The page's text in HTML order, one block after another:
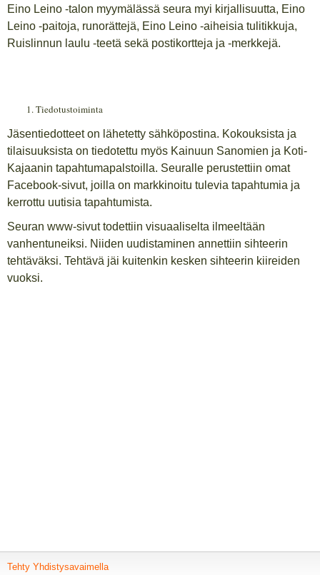
Eino Leino -talon myymälässä seura myi kirjallisuutta, Eino
Leino -paitoja, runorättejä, Eino Leino -aiheisia tulitikkuja,
Ruislinnun laulu -teetä sekä postikortteja ja -merkkejä.
Tiedotustoiminta
Jäsentiedotteet on lähetetty sähköpostina. Kokouksista ja
tilaisuuksista on tiedotettu myös Kainuun Sanomien ja Koti-
Kajaanin tapahtumapalstoilla. Seuralle perustettiin omat
Facebook-sivut, joilla on markkinoitu tulevia tapahtumia ja
kerrottu uutisia tapahtumista.
Seuran www-sivut todettiin visuaaliselta ilmeeltään
vanhentuneiksi. Niiden uudistaminen annettiin sihteerin
tehtäväksi. Tehtävä jäi kuitenkin kesken sihteerin kiireiden
vuoksi.
Tehty Yhdistysavaimella